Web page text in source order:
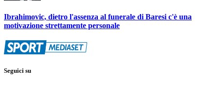
Ibrahimovic, dietro l'assenza al funerale di Baresi c'è una
motivazione strettamente personale
Seguici su